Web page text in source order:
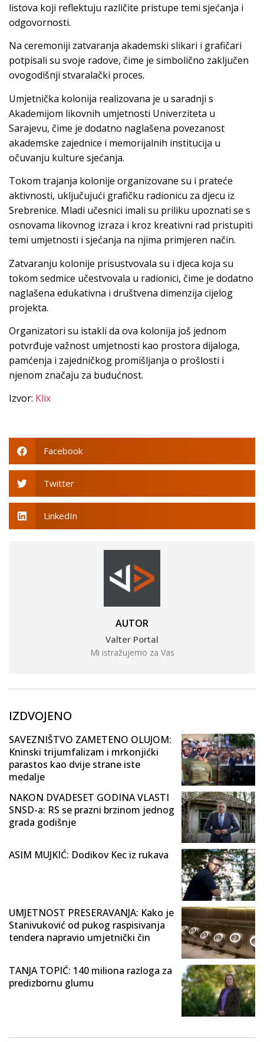
listova koji reflektuju različite pristupe temi sjećanja i
odgovornosti.
Na ceremoniji zatvaranja akademski slikari i grafičari
potpisali su svoje radove, čime je simbolično zaključen
ovogodišnji stvaralački proces.
Umjetnička kolonija realizovana je u saradnji s
Akademijom likovnih umjetnosti Univerziteta u
Sarajevu, čime je dodatno naglašena povezanost
akademske zajednice i memorijalnih institucija u
očuvanju kulture sjećanja.
Tokom trajanja kolonije organizovane su i prateće
aktivnosti, uključujući grafičku radionicu za djecu iz
Srebrenice. Mladi učesnici imali su priliku upoznati se s
osnovama likovnog izraza i kroz kreativni rad pristupiti
temi umjetnosti i sjećanja na njima primjeren način.
Zatvaranju kolonije prisustvovala su i djeca koja su
tokom sedmice učestvovala u radionici, čime je dodatno
naglašena edukativna i društvena dimenzija cijelog
projekta.
Organizatori su istakli da ova kolonija još jednom
potvrđuje važnost umjetnosti kao prostora dijaloga,
pamćenja i zajedničkog promišljanja o prošlosti i
njenom značaju za budućnost.
Izvor: Klix
Facebook
Twitter
LinkedIn
AUTOR
Valter Portal
Mi istražujemo za Vas
IZDVOJENO
SAVEZNIŠTVO ZAMETENO OLUJOM:
Kninski trijumfalizam i mrkonjićki
parastos kao dvije strane iste
medalje
NAKON DVADESET GODINA VLASTI
SNSD-a: RS se prazni brzinom jednog
grada godišnje
ASIM MUJKIĆ: Dodikov Kec iz rukava
UMJETNOST PRESERAVANJA: Kako je
Stanivuković od pukog raspisivanja
tendera napravio umjetnički čin
TANJA TOPIĆ: 140 miliona razloga za
predizbornu glumu